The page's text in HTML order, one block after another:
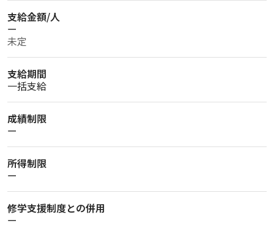
支給金額/人
ー
未定
支給期間
一括支給
成績制限
ー
所得制限
ー
修学支援制度との併用
ー